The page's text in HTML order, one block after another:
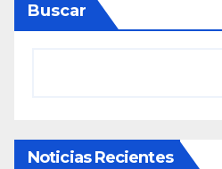
Buscar
Noticias Recientes